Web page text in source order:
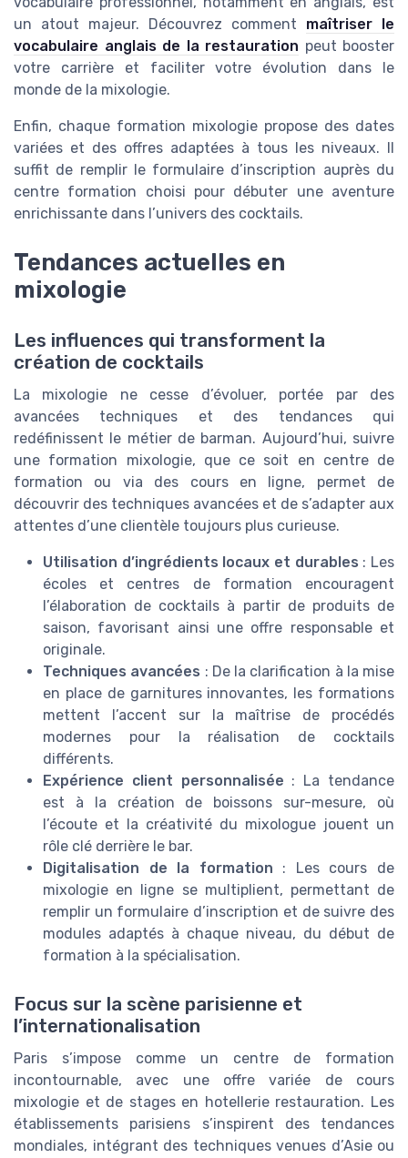
un atout majeur. Découvrez comment maîtriser le
vocabulaire anglais de la restauration peut booster
votre carrière et faciliter votre évolution dans le
monde de la mixologie.
Enfin, chaque formation mixologie propose des dates
variées et des offres adaptées à tous les niveaux. Il
suffit de remplir le formulaire d’inscription auprès du
centre formation choisi pour débuter une aventure
enrichissante dans l’univers des cocktails.
Tendances actuelles en
mixologie
Les influences qui transforment la
création de cocktails
La mixologie ne cesse d’évoluer, portée par des
avancées techniques et des tendances qui
redéfinissent le métier de barman. Aujourd’hui, suivre
une formation mixologie, que ce soit en centre de
formation ou via des cours en ligne, permet de
découvrir des techniques avancées et de s’adapter aux
attentes d’une clientèle toujours plus curieuse.
Utilisation d’ingrédients locaux et durables : Les
écoles et centres de formation encouragent
l’élaboration de cocktails à partir de produits de
saison, favorisant ainsi une offre responsable et
originale.
Techniques avancées : De la clarification à la mise
en place de garnitures innovantes, les formations
mettent l’accent sur la maîtrise de procédés
modernes pour la réalisation de cocktails
différents.
Expérience client personnalisée : La tendance
est à la création de boissons sur-mesure, où
l’écoute et la créativité du mixologue jouent un
rôle clé derrière le bar.
Digitalisation de la formation : Les cours de
mixologie en ligne se multiplient, permettant de
remplir un formulaire d’inscription et de suivre des
modules adaptés à chaque niveau, du début de
formation à la spécialisation.
Focus sur la scène parisienne et
l’internationalisation
Paris s’impose comme un centre de formation
incontournable, avec une offre variée de cours
mixologie et de stages en hotellerie restauration. Les
établissements parisiens s’inspirent des tendances
mondiales, intégrant des techniques venues d’Asie ou